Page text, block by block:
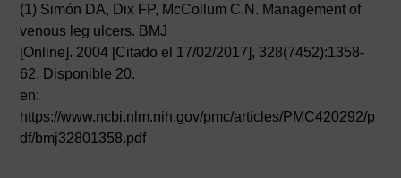
(1) Simón DA, Dix FP, McCollum C.N. Management of
venous leg ulcers. BMJ
[Online]. 2004 [Citado el 17/02/2017], 328(7452):1358-
62. Disponible 20.
en:
https://www.ncbi.nlm.nih.gov/pmc/articles/PMC420292/p
df/bmj32801358.pdf